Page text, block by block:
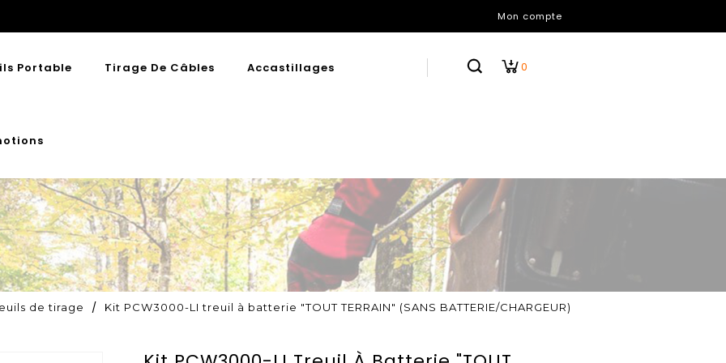
Mon compte
0
Portable Tirage De Câbles Accastillages
de tirage Kit PCW3000-LI treuil à batterie "TOUT TERRAIN" (SANS BATTERIE/CHARGEUR)